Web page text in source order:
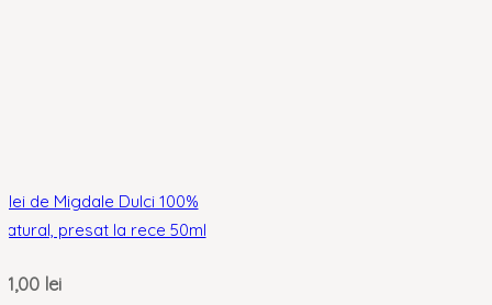
de Migdale Dulci 100%
presat la rece 50ml
lei